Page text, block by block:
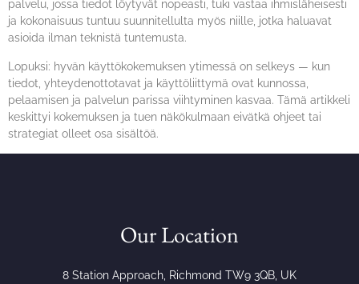
palvelu, jossa tiedot löytyvät nopeasti, tuki vastaa ihmisläheisesti
ja kokonaisuus tuntuu suunnitellulta myös niille, jotka haluavat
asioida ilman teknistä tuntemusta.
Lopuksi: hyvän käyttökokemuksen ytimessä on selkeys — kun
tiedot, yhteydenottotavat ja käyttöliittymä ovat kunnossa,
pelaamisen ja palvelun parissa viihtyminen kasvaa. Tämä artikkeli
keskittyi kokemuksen ja tuen näkökulmaan eivätkä ohjeet tai
strategiat olleet osa sisältöä.
Our Location
8 Station Approach, Richmond TW9 3QB, UK